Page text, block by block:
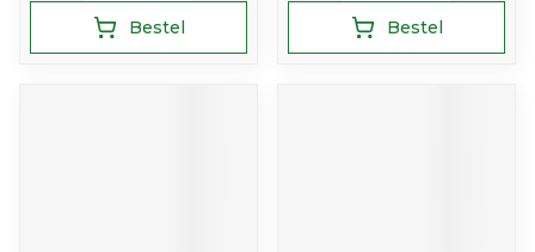
Bestel Bestel